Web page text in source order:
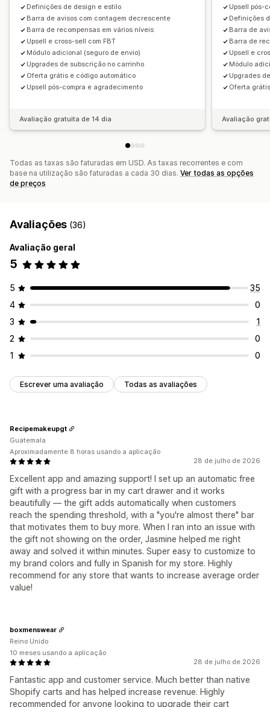
Ofertas gratuitas
Personalização de finalização da compra
Notas personalizadas Donativos
Descontos automáticos
Venda superior com um clique
Ocultar finalização da compra expresso
Avançar para a finalização da compra
Ofertas e recomendações
Garantias
Proteção de envio Ofertas gratuitas
Papel de embrulho
Envio gratuito
Suplementos de produtos Recomendações de produtos
Frequentemente comprados em conjunto
Pacotes
Atualização da subscrição
Taxas de cliques Taxas de conversão
Desempenho da recomendação
Sugestões de otimização
Definições de design e estilo
Barra de avisos com contagem decrescente
Barra de recompensas em vários níveis
Upsell e cross-sell com FBT
Módulo adicional (seguro de envio)
Upgrades de subscrição no carrinho
Oferta grátis e código automático
Upsell pós-compra e agradecimento
Avaliação gratuita de 14 dia
Upsell pós-
Definições
Barra de
Barra de
Upsell e
Módulo
Upgrades
Oferta
Avaliação
Todas as taxas são faturadas em USD. As taxas recorrentes e com
base na utilização são faturadas a cada 30 dias. Ver todas as opções
de preços
Avaliações (36)
Avaliação geral
5
5
35
4
0
3
1
2
0
1
0
Escrever uma avaliação Todas as avaliações
28 de julho de 2026
Excellent app and amazing support! I set up an automatic free
gift with a progress bar in my cart drawer and it works
beautifully — the gift adds automatically when customers
reach the spending threshold, with a "you're almost there" bar
that motivates them to buy more. When I ran into an issue with
the gift not showing on the order, Jasmine helped me right
away and solved it within minutes. Super easy to customize to
my brand colors and fully in Spanish for my store. Highly
recommend for any store that wants to increase average order
value!
Recipemakeupgt
Guatemala
Aproximadamente 8 horas usando a aplicação
28 de julho de 2026
Fantastic app and customer service. Much better than native
Shopify carts and has helped increase revenue. Highly
recommended for anyone looking to upgrade their cart
boxmenswear
Reino Unido
10 meses usando a aplicação